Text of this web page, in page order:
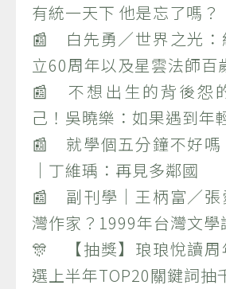
有統一天下 他是忘了嗎？
📰 白先勇／世界之光：
立60周年以及星雲法師百
📰 不想出生的背後怨
己！吳曉樂：如果遇到年
📰 就學個五分鐘不好嗎
｜丁維瑀：再見多鄰國
📰 副刊學｜王柄富／張
灣作家？1999年台灣文學
🎊 【抽獎】琅琅悅讀周
選上半年TOP20關鍵詞抽